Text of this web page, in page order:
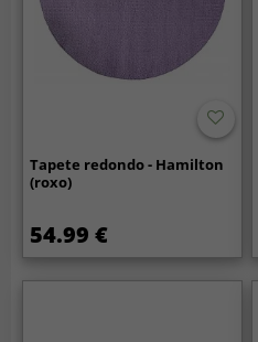
Tapete redondo - Hamilton
(roxo)
54.99 €